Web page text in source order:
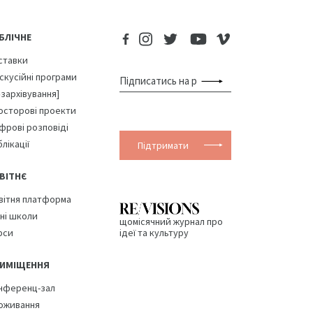
програми
проекти
розповіді
платформа
школи
зал
Підтримати
щомісячний журнал про
ідеї та культуру